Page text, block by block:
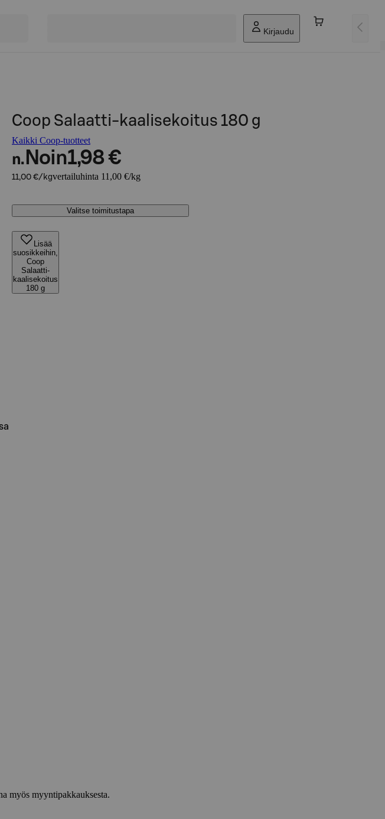
Kirjaudu
Coop Salaatti-kaalisekoitus 180 g
Kaikki Coop-tuotteet
n. Noin1,98 €
11,00 €/kgvertailuhinta 11,00 €/kg
Valitse toimitustapa
Lisää
suosikkeihin,
Coop
Salaatti-
kaalisekoitus
180 g
myös myyntipakkauksesta.